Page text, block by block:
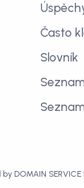
Často
Slovník
DOMAIN